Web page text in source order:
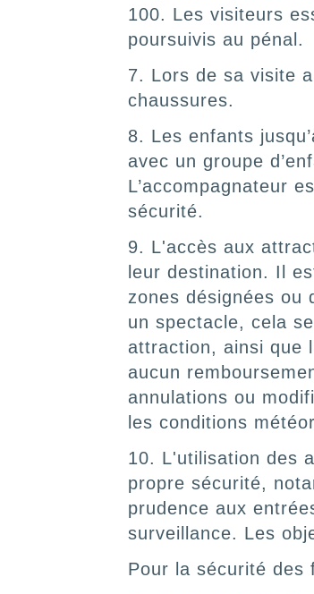
100. Les visiteurs
poursuivis au pénal.
7. Lors de sa visite
chaussures.
8. Les enfants
avec un groupe
L’accompagnateur
sécurité.
9. L'accès aux
leur destination. Il
zones désignées ou
un spectacle, cela
attraction, ainsi que
aucun
annulations ou
les conditions
10. L'utilisation des
propre sécurité,
prudence aux
surveillance. Les
Pour la sécurité des